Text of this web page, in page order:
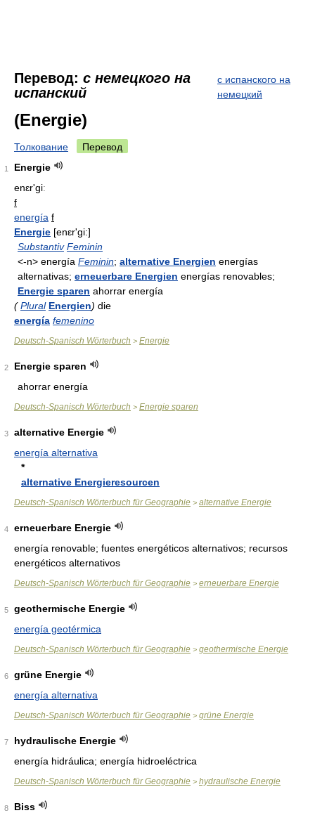
Перевод: с немецкого на
испанский
с испанского на
немецкий
(Energie)
Толкование Перевод
1
Energie
enɛr'giː
f
energía f
Energie [enεr'gi:]
Substantiv Feminin
<-n> energía Feminin; alternative Energien energías
alternativas; erneuerbare Energien energías renovables;
Energie sparen ahorrar energía
( Plural Energien) die
energía femenino
Deutsch-Spanisch Wörterbuch > Energie
2
Energie sparen
ahorrar energía
Deutsch-Spanisch Wörterbuch > Energie sparen
3
alternative Energie
energía alternativa
*
alternative Energieresourcen
Deutsch-Spanisch Wörterbuch für Geographie > alternative Energie
4
erneuerbare Energie
energía renovable; fuentes energéticos alternativos; recursos
energéticos alternativos
Deutsch-Spanisch Wörterbuch für Geographie > erneuerbare Energie
5
geothermische Energie
energía geotérmica
Deutsch-Spanisch Wörterbuch für Geographie > geothermische Energie
6
grüne Energie
energía alternativa
Deutsch-Spanisch Wörterbuch für Geographie > grüne Energie
7
hydraulische Energie
energía hidráulica; energía hidroeléctrica
Deutsch-Spanisch Wörterbuch für Geographie > hydraulische Energie
8
Biss